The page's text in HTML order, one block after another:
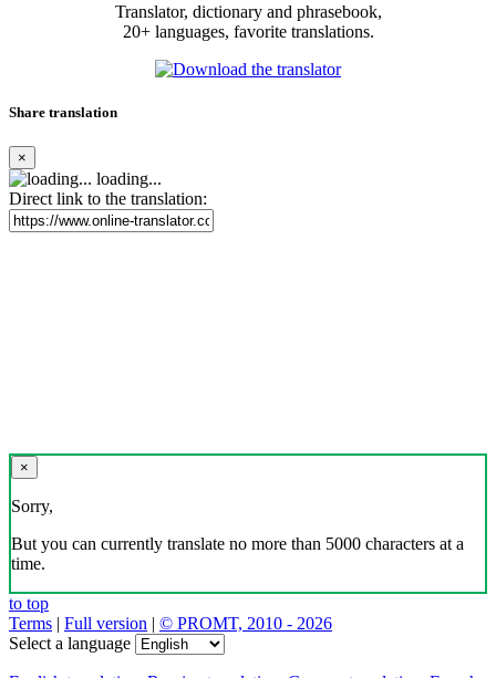
Translator, dictionary and phrasebook,
20+ languages, favorite translations.
Share translation
×
loading...
Direct link to the translation:
×
Sorry,
But you can currently translate no more than 5000 characters at a
time.
to top
Terms | Full version | © PROMT, 2010 - 2026
Select a language